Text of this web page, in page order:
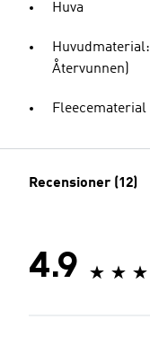
Huva
Återvunnen)
Fleecematerial
Recensioner (12)
4.9